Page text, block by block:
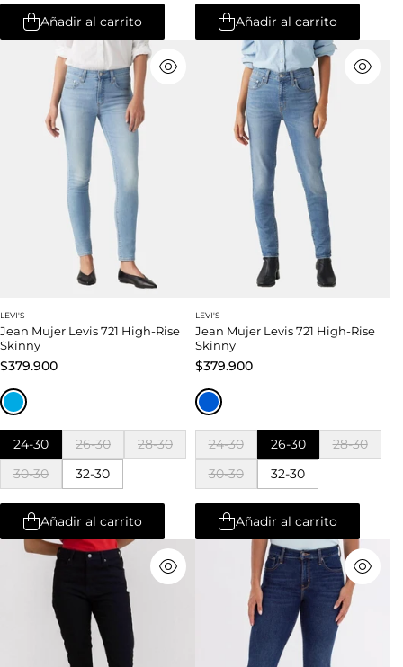
Añadir al carrito Añadir al carrito
LEVI'S
Jean Mujer Levis 721 High-Rise
Skinny
$379.900
24-30 26-30
28-30
30-30
32-30
Añadir al carrito
LEVI'S
Jean Mujer Levis 721 High-Rise
Skinny
$379.900
24-30 26-30
28-30
30-30
32-30
Añadir al carrito